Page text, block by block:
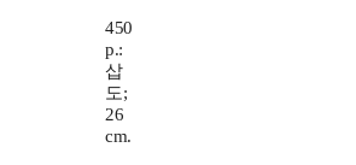
450
p.:
삽
도;
26
cm.